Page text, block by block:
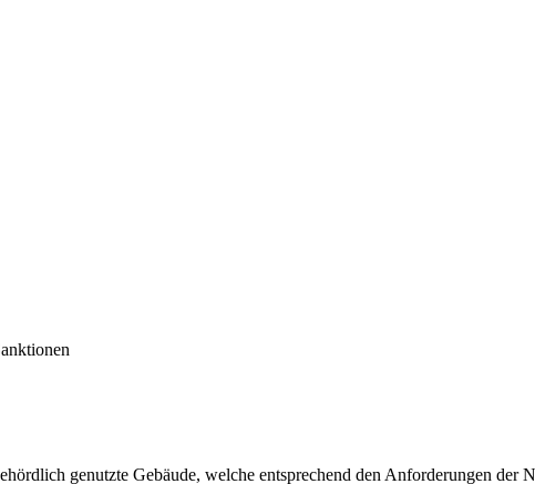
genutzte Gebäude, welche entsprechend den Anforderungen